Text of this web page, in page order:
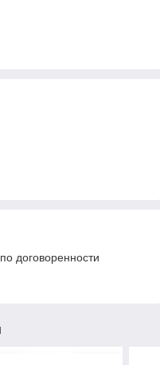
договоренности